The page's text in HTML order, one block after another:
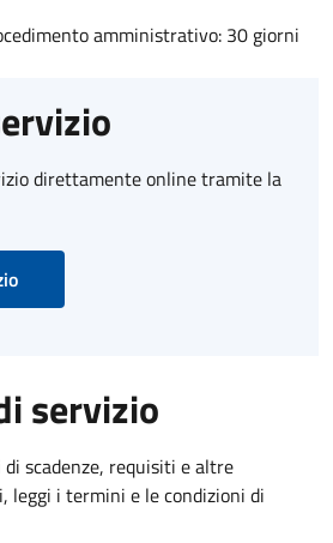
amministrativo: 30 giorni
direttamente online tramite la
servizio
scadenze, requisiti e altre
leggi i termini e le condizioni di